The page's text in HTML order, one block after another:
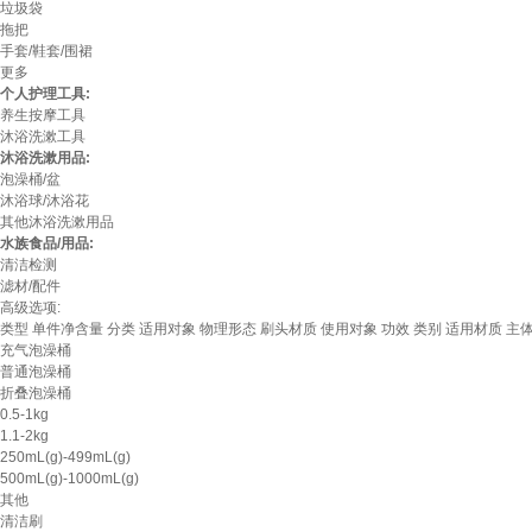
垃圾袋
拖把
手套/鞋套/围裙
更多
个人护理工具:
养生按摩工具
沐浴洗漱工具
沐浴洗漱用品:
泡澡桶/盆
沐浴球/沐浴花
其他沐浴洗漱用品
水族食品/用品:
清洁检测
滤材/配件
高级选项:
类型 单件净含量 分类 适用对象 物理形态 刷头材质 使用对象 功效 类别 适用材质 主
充气泡澡桶
普通泡澡桶
折叠泡澡桶
0.5-1kg
1.1-2kg
250mL(g)-499mL(g)
500mL(g)-1000mL(g)
其他
清洁刷